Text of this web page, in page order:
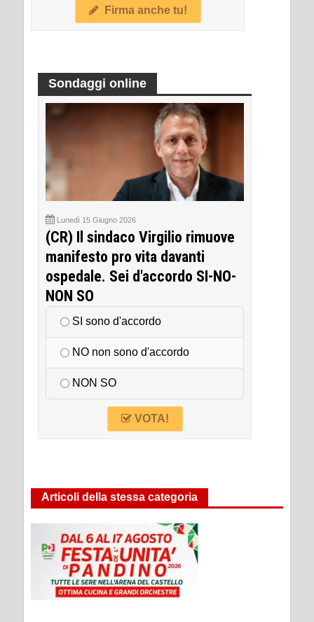
Firma anche tu!
Sondaggi online
Lunedì 15 Giugno 2026
(CR) Il sindaco Virgilio rimuove
manifesto pro vita davanti
ospedale. Sei d'accordo SI-NO-
NON SO
SI sono d'accordo
NO non sono d'accordo
NON SO
VOTA!
Articoli della stessa categoria